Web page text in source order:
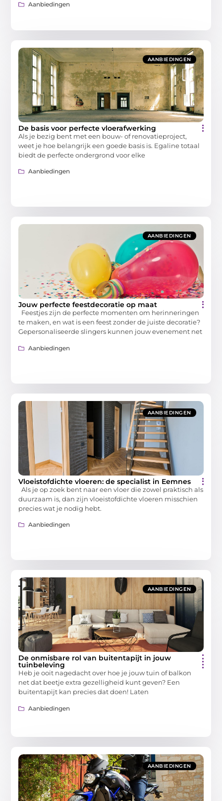
Aanbiedingen
AANBIEDINGEN
De basis voor perfecte vloerafwerking
Als je bezig bent met een bouw- of renovatieproject,
weet je hoe belangrijk een goede basis is. Egaline totaal
biedt de perfecte ondergrond voor elke
Aanbiedingen
AANBIEDINGEN
Jouw perfecte feestdecoratie op maat
Feestjes zijn de perfecte momenten om herinneringen
te maken, en wat is een feest zonder de juiste decoratie?
Gepersonaliseerde slingers kunnen jouw evenement net
Aanbiedingen
AANBIEDINGEN
Vloeistofdichte vloeren: de specialist in Eemnes
Als je op zoek bent naar een vloer die zowel praktisch als
duurzaam is, dan zijn vloeistofdichte vloeren misschien
precies wat je nodig hebt.
Aanbiedingen
AANBIEDINGEN
De onmisbare rol van buitentapijt in jouw
tuinbeleving
Heb je ooit nagedacht over hoe je jouw tuin of balkon
net dat beetje extra gezelligheid kunt geven? Een
buitentapijt kan precies dat doen! Laten
Aanbiedingen
AANBIEDINGEN